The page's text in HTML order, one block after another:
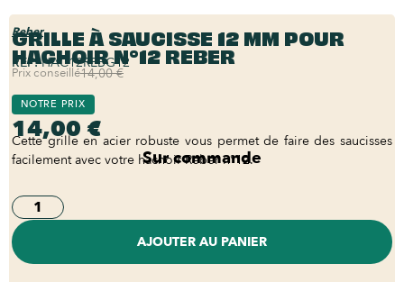
Reber
GRILLE À SAUCISSE 12 MM POUR
HACHOIR N°12 REBER
REF:HAC12REBG12
Prix conseillé14,00 €
NOTRE PRIX
14,00 €
Cette grille en acier robuste vous permet de faire des saucisses
facilement avec votre hachoir Reber n°12.
Sur commande
AJOUTER AU PANIER